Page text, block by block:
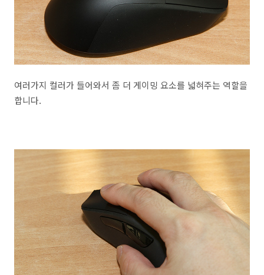
여러가지 컬러가 들어와서 좀 더 게이밍 요소를 넓혀주는 역할을
합니다.